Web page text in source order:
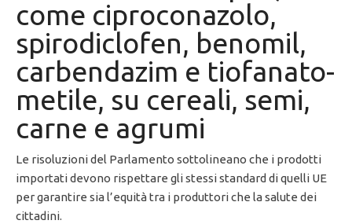
come ciproconazolo,
spirodiclofen, benomil,
carbendazim e tiofanato-
metile, su cereali, semi,
carne e agrumi
Le risoluzioni del Parlamento sottolineano che i prodotti
importati devono rispettare gli stessi standard di quelli UE
per garantire sia l’equità tra i produttori che la salute dei
cittadini.